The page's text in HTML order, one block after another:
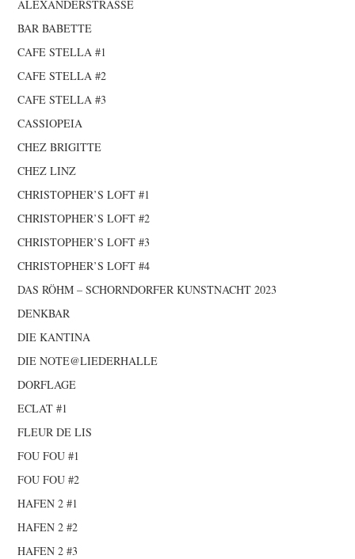
ALEXANDERSTRASSE
BAR BABETTE
CAFE STELLA #1
CAFE STELLA #2
CAFE STELLA #3
CASSIOPEIA
CHEZ BRIGITTE
CHEZ LINZ
CHRISTOPHER’S LOFT #1
CHRISTOPHER’S LOFT #2
CHRISTOPHER’S LOFT #3
CHRISTOPHER’S LOFT #4
DAS RÖHM – SCHORNDORFER KUNSTNACHT 2023
DENKBAR
DIE KANTINA
DIE NOTE@LIEDERHALLE
DORFLAGE
ECLAT #1
FLEUR DE LIS
FOU FOU #1
FOU FOU #2
HAFEN 2 #1
HAFEN 2 #2
HAFEN 2 #3